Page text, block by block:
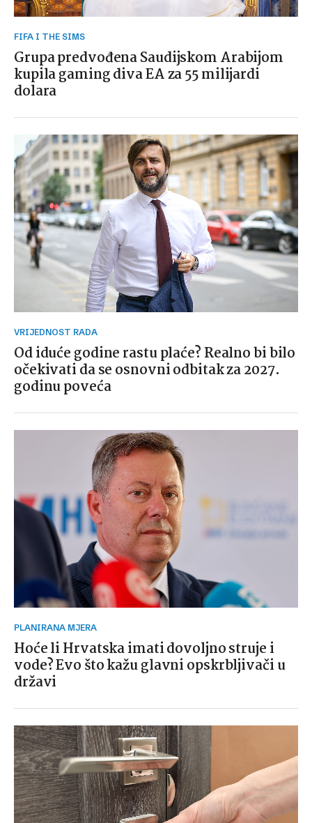
FIFA I THE SIMS
Grupa predvođena Saudijskom Arabijom
kupila gaming diva EA za 55 milijardi
dolara
VRIJEDNOST RADA
Od iduće godine rastu plaće? Realno bi bilo
očekivati da se osnovni odbitak za 2027.
godinu poveća
PLANIRANA MJERA
Hoće li Hrvatska imati dovoljno struje i
vode? Evo što kažu glavni opskrbljivači u
državi